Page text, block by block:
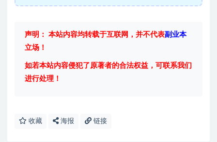
声明： 本站内容均转载于互联网，并不代表副业本
立场！
如若本站内容侵犯了原著者的合法权益，可联系我们
进行处理！
收藏 海报 链接